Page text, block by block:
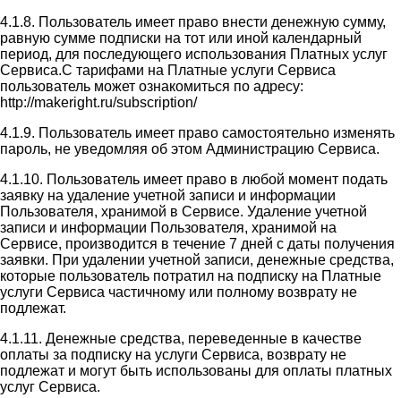
4.1.8. Пользователь имеет право внести денежную сумму,
равную сумме подписки на тот или иной календарный
период, для последующего использования Платных услуг
Сервиса.С тарифами на Платные услуги Сервиса
пользователь может ознакомиться по адресу:
http://makeright.ru/subscription/
4.1.9. Пользователь имеет право самостоятельно изменять
пароль, не уведомляя об этом Администрацию Сервиса.
4.1.10. Пользователь имеет право в любой момент подать
заявку на удаление учетной записи и информации
Пользователя, хранимой в Сервисе. Удаление учетной
записи и информации Пользователя, хранимой на
Сервисе, производится в течение 7 дней с даты получения
заявки. При удалении учетной записи, денежные средства,
которые пользователь потратил на подписку на Платные
услуги Сервиса частичному или полному возврату не
подлежат.
4.1.11. Денежные средства, переведенные в качестве
оплаты за подписку на услуги Сервиса, возврату не
подлежат и могут быть использованы для оплаты платных
услуг Сервиса.